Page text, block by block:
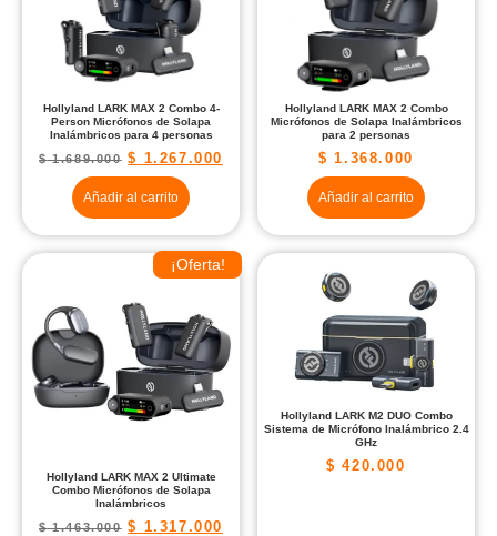
Hollyland LARK MAX 2 Combo 4-
Person Micrófonos de Solapa
Inalámbricos para 4 personas
$1.689.000 $ 1.267.000
Añadir al carrito
Hollyland LARK MAX 2 Combo
Micrófonos de Solapa Inalámbricos
para 2 personas
$ 1.368.000
Añadir al carrito
¡Oferta!
Hollyland LARK MAX 2 Ultimate
Combo Micrófonos de Solapa
Inalámbricos
$1.463.000 $ 1.317.000
Hollyland LARK M2 DUO Combo
Sistema de Micrófono Inalámbrico 2.4
GHz
$ 420.000